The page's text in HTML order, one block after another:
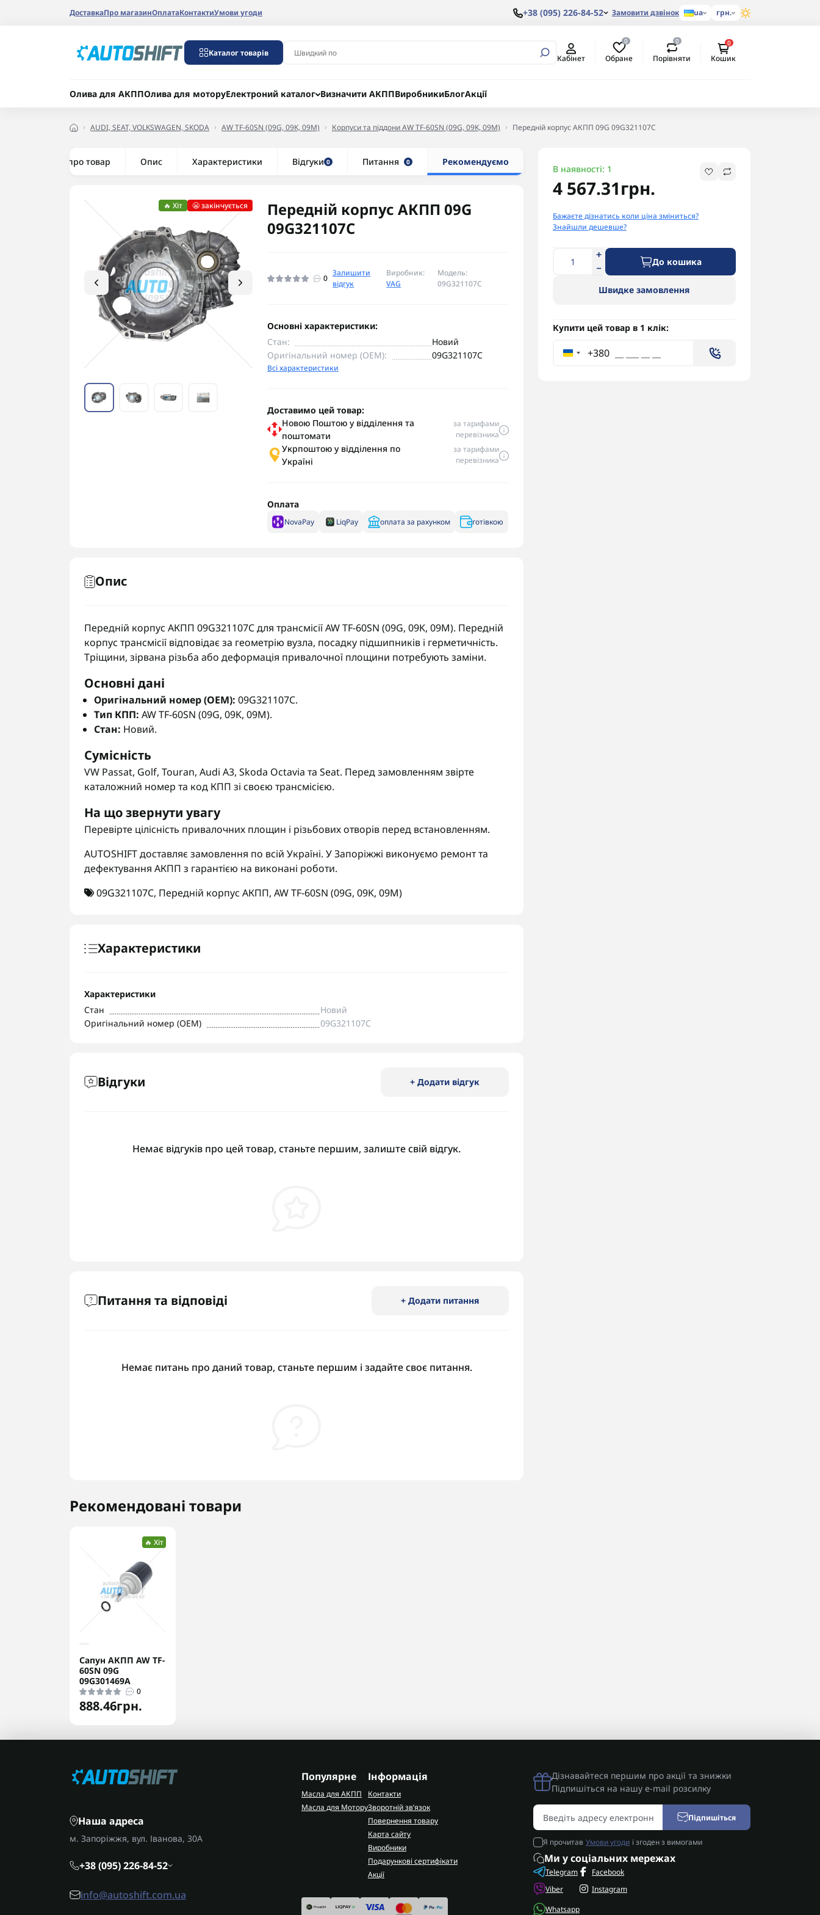
ДоставкаПро магазинОплатаКонтактиУмови угоди +38 (095) 226-84-52 Замовити дзвінок ua грн.
Каталог товарів
Кабінет
0
Обране
0
Порівняти
0
Кошик
Олива для АКППОлива для моторуЕлектроний каталог Визначити АКППВиробникиБлогАкції
AUDI, SEAT, VOLKSWAGEN, SKODA AW TF-60SN (09G, 09K, 09M) Корпуси та піддони AW TF-60SN (09G, 09K, 09M) Передній корпус АКПП 09G 09G321107C
Все про товар Опис Характеристики Відгуки 0 Питання 0 Рекомендуємо
🔥 Хіт 😬 закінчується
Передній корпус АКПП 09G
09G321107C
0
Залишити
відгук
Виробник:
VAG
Модель:
09G321107C
В наявності: 1
4 567.31грн.
Бажаєте дізнатись коли ціна зміниться?
Знайшли дешевше?
До кошика
Швидке замовлення
Купити цей товар в 1 клік:
+380
Основні характеристики:
Стан:
Новий
Оригінальний номер (OEM):
09G321107C
Всі характеристики
Доставимо цей товар:
Новою Поштою у відділення та
поштомати
за тарифами
перевізника
Укрпоштою у відділення по
Україні
за тарифами
перевізника
Оплата
NovaPay LiqPay оплата за рахунком готівкою
Опис
Передній корпус АКПП 09G321107C для трансмісії AW TF-60SN (09G, 09K, 09M). Передній
корпус трансмісії відповідає за геометрію вузла, посадку підшипників і герметичність.
Тріщини, зірвана різьба або деформація привалочної площини потребують заміни.
Основні дані
Оригінальний номер (OEM): 09G321107C.
Тип КПП: AW TF-60SN (09G, 09K, 09M).
Стан: Новий.
Сумісність
VW Passat, Golf, Touran, Audi A3, Skoda Octavia та Seat. Перед замовленням звірте
каталожний номер та код КПП зі своєю трансмісією.
На що звернути увагу
Перевірте цілісність привалочних площин і різьбових отворів перед встановленням.
AUTOSHIFT доставляє замовлення по всій Україні. У Запоріжжі виконуємо ремонт та
дефектування АКПП з гарантією на виконані роботи.
09G321107C, Передній корпус АКПП, AW TF-60SN (09G, 09K, 09M)
Характеристики
Характеристики
Стан
Новий
Оригінальний номер (OEM)
09G321107C
Відгуки + Додати відгук
Немає відгуків про цей товар, станьте першим, залиште свій відгук.
Питання та відповіді + Додати питання
Немає питань про даний товар, станьте першим і задайте своє питання.
Рекомендовані товари
🔥 Хіт
Сапун АКПП AW TF-
60SN 09G
09G301469A
0
888.46грн.
Наша адреса
м. Запоріжжя, вул. Іванова, 30А
+38 (095) 226-84-52
info@autoshift.com.ua
Популярне
Масла для АКПП
Масла для Мотору
Інформація
Контакти
Зворотній зв’язок
Повернення товару
Карта сайту
Виробники
Подарункові сертифікати
Акції
Ми у соціальних мережах
Telegram
Viber
Whatsapp
Facebook
Instagram
Дізнавайтеся першим про акції та знижки
Підпишіться на нашу e-mail розсилку
Підпишіться
Я прочитав Умови угоди і згоден з вимогами